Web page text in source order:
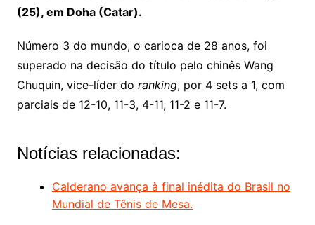
(25), em Doha (Catar).
Número 3 do mundo, o carioca de 28 anos, foi
superado na decisão do título pelo chinês Wang
Chuquin, vice-líder do ranking, por 4 sets a 1, com
parciais de 12-10, 11-3, 4-11, 11-2 e 11-7.
Notícias relacionadas:
Calderano avança à final inédita do Brasil no
Mundial de Tênis de Mesa.